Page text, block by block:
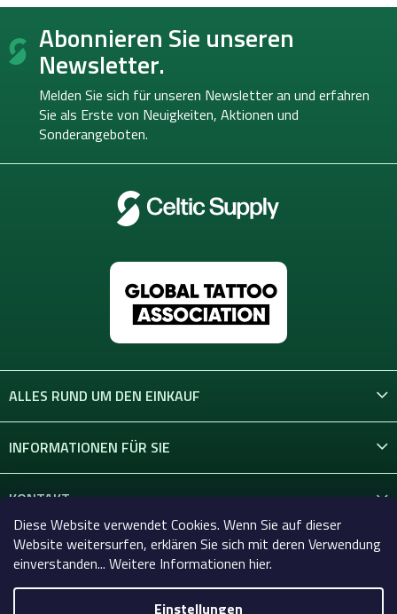
Diese Website verwendet Cookies. Wenn Sie auf dieser
Website weitersurfen, erklären Sie sich mit deren Verwendung
einverstanden... Weitere Informationen hier.
Einstellungen
F
ß Abonnieren Sie unseren
Newsletter.
Melden Sie sich für unseren Newsletter an und erfahren
Sie als Erste von Neuigkeiten, Aktionen und
Sonderangeboten.
ALLES RUND UM DEN EINKAUF
INFORMATIONEN FÜR SIE
KONTAKT